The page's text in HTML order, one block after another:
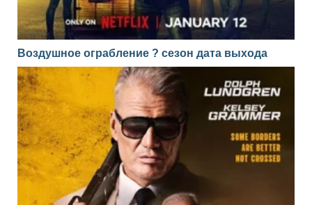
Воздушное ограбление ? сезон дата выхода